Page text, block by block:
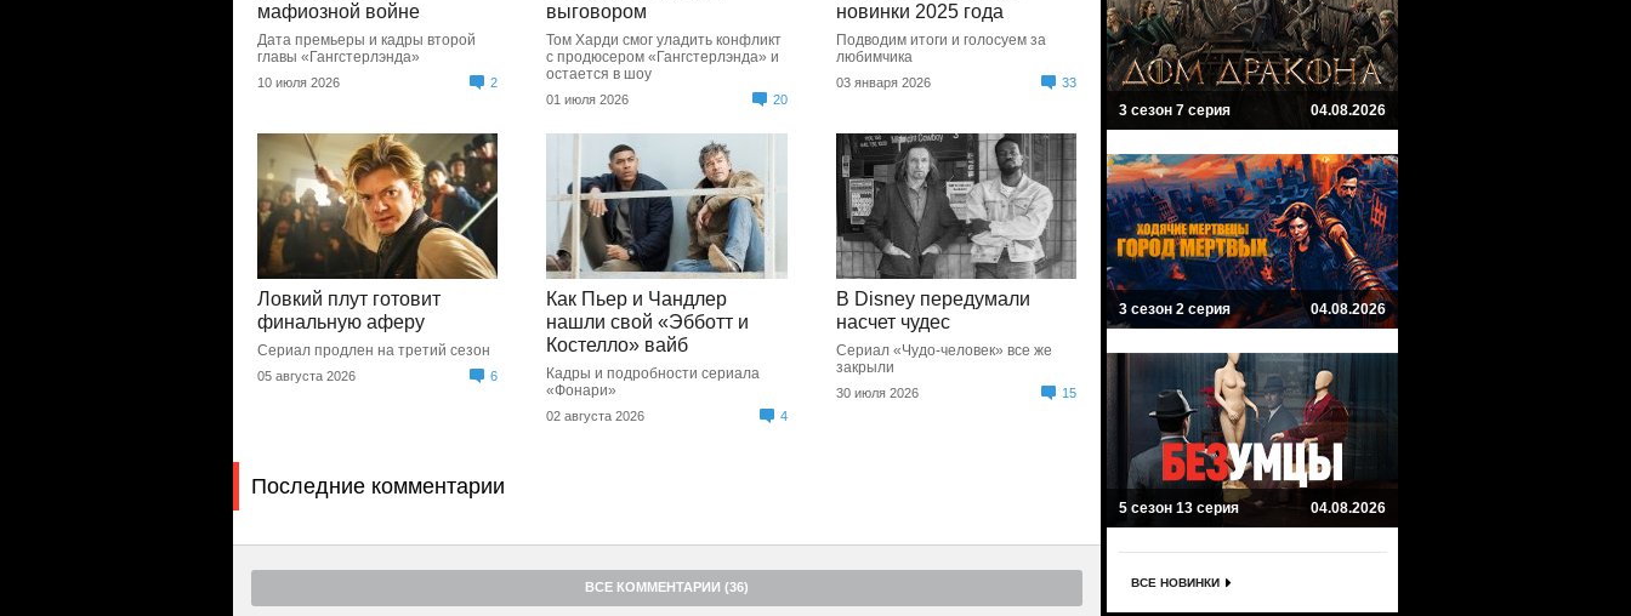
мафиозной войне
Дата премьеры и кадры второй
главы «Гангстерлэнда»
10 июля 2026 2
выговором
Том Харди смог уладить конфликт
с продюсером «Гангстерлэнда» и
остается в шоу
01 июля 2026 20
новинки 2025 года
Подводим итоги и голосуем за
любимчика
03 января 2026 33
Ловкий плут готовит
финальную аферу
Сериал продлен на третий сезон
05 августа 2026 6
Как Пьер и Чандлер
нашли свой «Эбботт и
Костелло» вайб
Кадры и подробности сериала
«Фонари»
02 августа 2026 4
В Disney передумали
насчет чудес
Сериал «Чудо-человек» все же
закрыли
30 июля 2026 15
Последние комментарии
ВСЕ КОММЕНТАРИИ (36)
3 сезон 7 серия 04.08.2026
3 сезон 2 серия 04.08.2026
5 сезон 13 серия 04.08.2026
ВСЕ НОВИНКИ